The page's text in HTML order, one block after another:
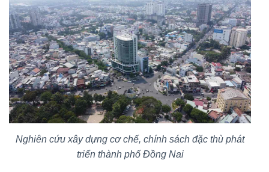
Nghiên cứu xây dựng cơ chế, chính sách đặc thù phát
triển thành phố Đồng Nai